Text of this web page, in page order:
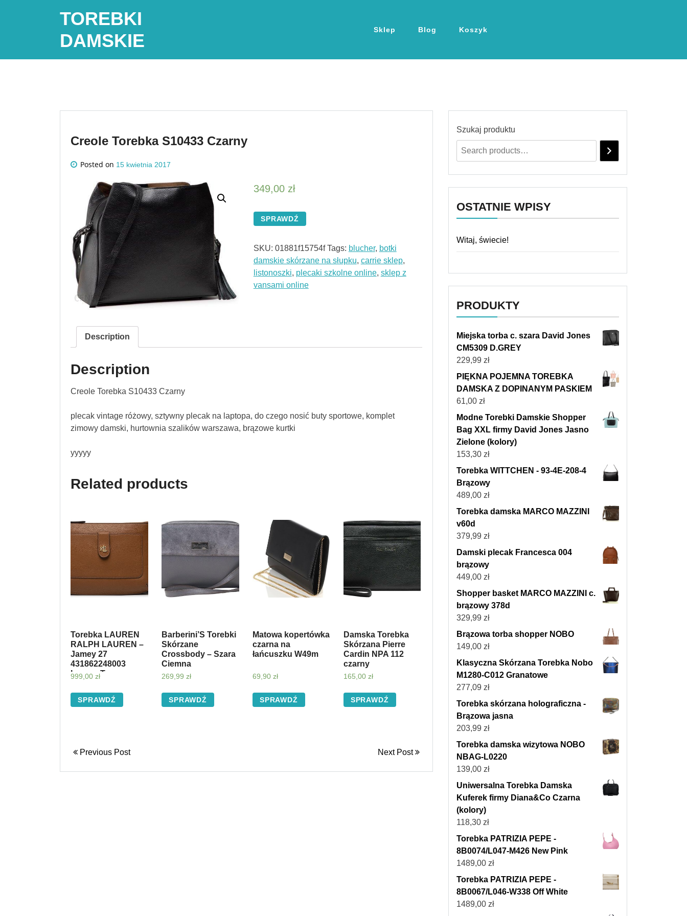
TOREBKI
DAMSKIE
Sklep Blog Koszyk
Creole Torebka S10433 Czarny
Posted on 15 kwietnia 2017
349,00 zł
SPRAWDŹ
SKU: 01881f15754f Tags: blucher, botki
damskie skórzane na słupku, carrie sklep,
listonoszki, plecaki szkolne online, sklep z
vansami online
Description
Description
Creole Torebka S10433 Czarny
plecak vintage różowy, sztywny plecak na laptopa, do czego nosić buty sportowe, komplet
zimowy damski, hurtownia szalików warszawa, brązowe kurtki
yyyyy
Related products
Torebka LAUREN
RALPH LAUREN –
Jamey 27
431862248003
Lauren Tan
999,00 zł
SPRAWDŹ
Barberini’S Torebki
Skórzane
Crossbody – Szara
Ciemna
269,99 zł
SPRAWDŹ
Matowa kopertówka
czarna na
łańcuszku W49m
69,90 zł
SPRAWDŹ
Damska Torebka
Skórzana Pierre
Cardin NPA 112
czarny
165,00 zł
SPRAWDŹ
Previous Post Next Post
Szukaj produktu
OSTATNIE WPISY
Witaj, świecie!
PRODUKTY
Miejska torba c. szara David Jones
CM5309 D.GREY
229,99 zł
PIĘKNA POJEMNA TOREBKA
DAMSKA Z DOPINANYM PASKIEM
61,00 zł
Modne Torebki Damskie Shopper
Bag XXL firmy David Jones Jasno
Zielone (kolory)
153,30 zł
Torebka WITTCHEN - 93-4E-208-4
Brązowy
489,00 zł
Torebka damska MARCO MAZZINI
v60d
379,99 zł
Damski plecak Francesca 004
brązowy
449,00 zł
Shopper basket MARCO MAZZINI c.
brązowy 378d
329,99 zł
Brązowa torba shopper NOBO
149,00 zł
Klasyczna Skórzana Torebka Nobo
M1280-C012 Granatowe
277,09 zł
Torebka skórzana holograficzna -
Brązowa jasna
203,99 zł
Torebka damska wizytowa NOBO
NBAG-L0220
139,00 zł
Uniwersalna Torebka Damska
Kuferek firmy Diana&Co Czarna
(kolory)
118,30 zł
Torebka PATRIZIA PEPE -
8B0074/L047-M426 New Pink
1489,00 zł
Torebka PATRIZIA PEPE -
8B0067/L046-W338 Off White
1489,00 zł